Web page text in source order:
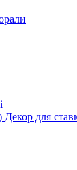
Декор для